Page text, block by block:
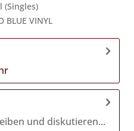
(Singles)
BLUE VINYL
und diskutieren...